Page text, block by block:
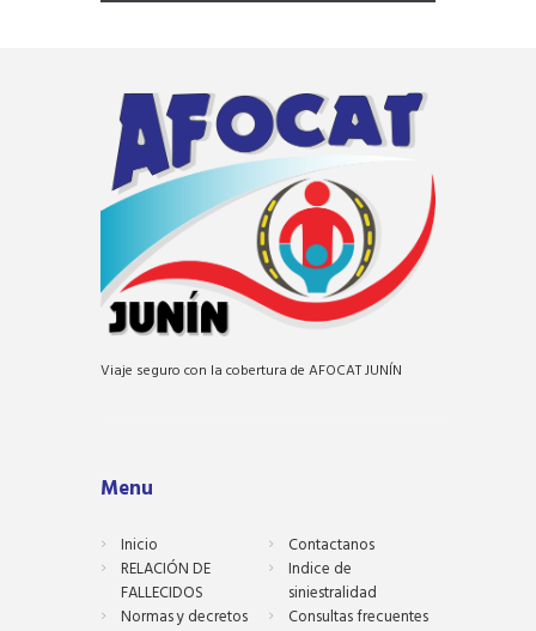
Viaje seguro con la cobertura de AFOCAT JUNÍN
Menu
Inicio
Contactanos
RELACIÓN DE
FALLECIDOS
Indice de
siniestralidad
Normas y decretos
Consultas frecuentes